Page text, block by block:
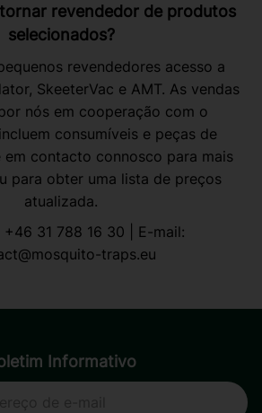
revendedor de produtos
selecionados?
revendedores acesso a
SkeeterVac e AMT. As vendas
nós em cooperação com o
consumíveis e peças de
em contacto connosco para mais
para obter uma lista de preços
atualizada.
+46 31 788 16 30 | E-mail:
traps.eu
Informativo